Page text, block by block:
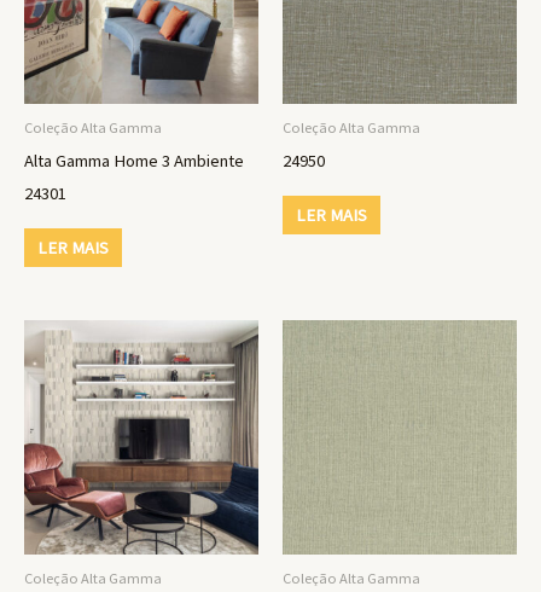
Coleção Alta Gamma
Alta Gamma Home 3 Ambiente
24301
LER MAIS
Coleção Alta Gamma
24950
LER MAIS
Coleção Alta Gamma Coleção Alta Gamma